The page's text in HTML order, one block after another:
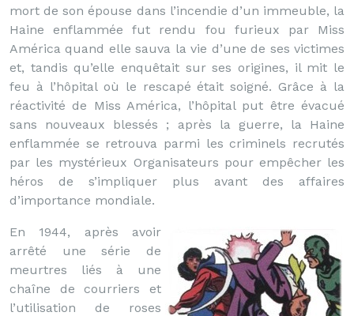
mort de son épouse dans l’incendie d’un immeuble, la
Haine enflammée fut rendu fou furieux par Miss
América quand elle sauva la vie d’une de ses victimes
et, tandis qu’elle enquêtait sur ses origines, il mit le
feu à l’hôpital où le rescapé était soigné. Grâce à la
réactivité de Miss América, l’hôpital put être évacué
sans nouveaux blessés ; après la guerre, la Haine
enflammée se retrouva parmi les criminels recrutés
par les mystérieux Organisateurs pour empêcher les
héros de s’impliquer plus avant des affaires
d’importance mondiale.
En 1944, après avoir
arrêté une série de
meurtres liés à une
chaîne de courriers et
l’utilisation de roses